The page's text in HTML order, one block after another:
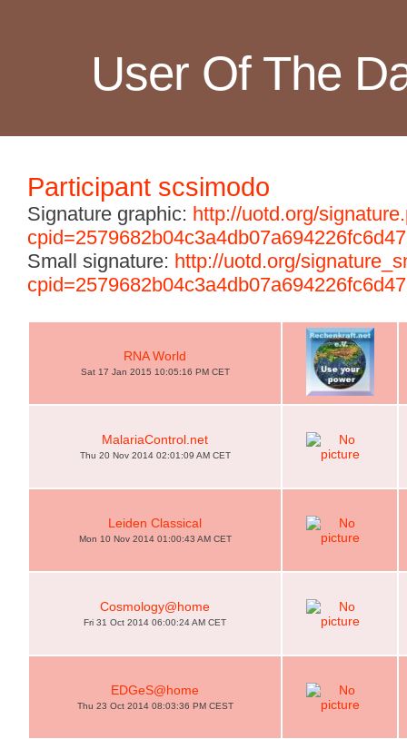
User Of The
Participant scsimodo
Signature graphic: http://uotd.org/
Small signature: http://uotd.org/
RNA World
Sat 17 Jan 2015 10:05:16 PM CET
MalariaControl.net
Thu 20 Nov 2014 02:01:09 AM CET
Leiden Classical
Mon 10 Nov 2014 01:00:43 AM CET
Cosmology@home
Fri 31 Oct 2014 06:00:24 AM CET
EDGeS@home
Thu 23 Oct 2014 08:03:36 PM CEST